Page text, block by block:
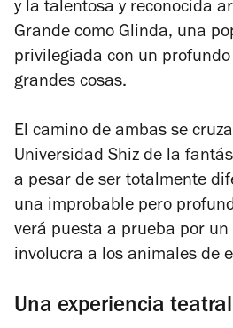
y la talentosa y reconocida
Grande como Glinda, una
privilegiada con un
grandes cosas.
El camino de ambas se
Universidad Shiz de la
a pesar de ser totalmente
una improbable pero
verá puesta a prueba por un
involucra a los animales de
Una experiencia